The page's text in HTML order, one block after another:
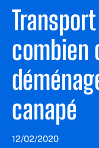
combien
canapé
12/02/2020